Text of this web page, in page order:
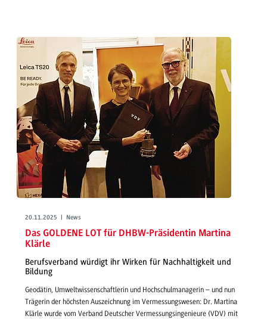
20.11.2025 | News
Das GOLDENE LOT für DHBW-Präsidentin Martina
Klärle
Berufsverband würdigt ihr Wirken für Nachhaltigkeit und
Bildung
Geodätin, Umweltwissenschaftlerin und Hochschulmanagerin – und nun
Trägerin der höchsten Auszeichnung im Vermessungswesen: Dr. Martina
Klärle wurde vom Verband Deutscher Vermessungsingenieure (VDV) mit